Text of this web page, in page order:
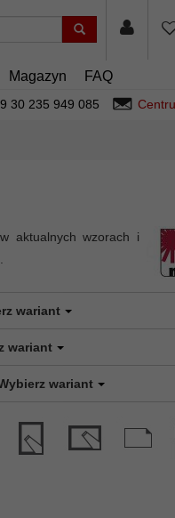
Magazyn FAQ
30 235 949 085
aktualnych wzorach i
wariant
wariant
wariant